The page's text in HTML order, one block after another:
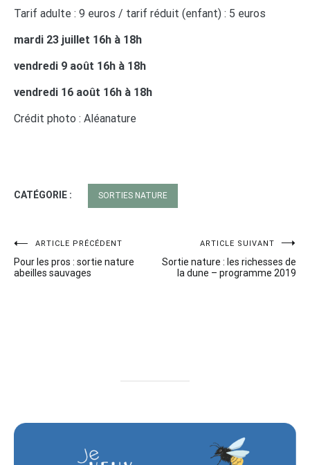
Tarif adulte : 9 euros / tarif réduit (enfant) : 5 euros
mardi 23 juillet 16h à 18h
vendredi 9 août 16h à 18h
vendredi 16 août 16h à 18h
Crédit photo : Aléanature
CATÉGORIE : SORTIES NATURE
Navigation
de
ARTICLE PRÉCÉDENT
Pour les pros : sortie nature
abeilles sauvages
ARTICLE SUIVANT
Sortie nature : les richesses de
la dune – programme 2019